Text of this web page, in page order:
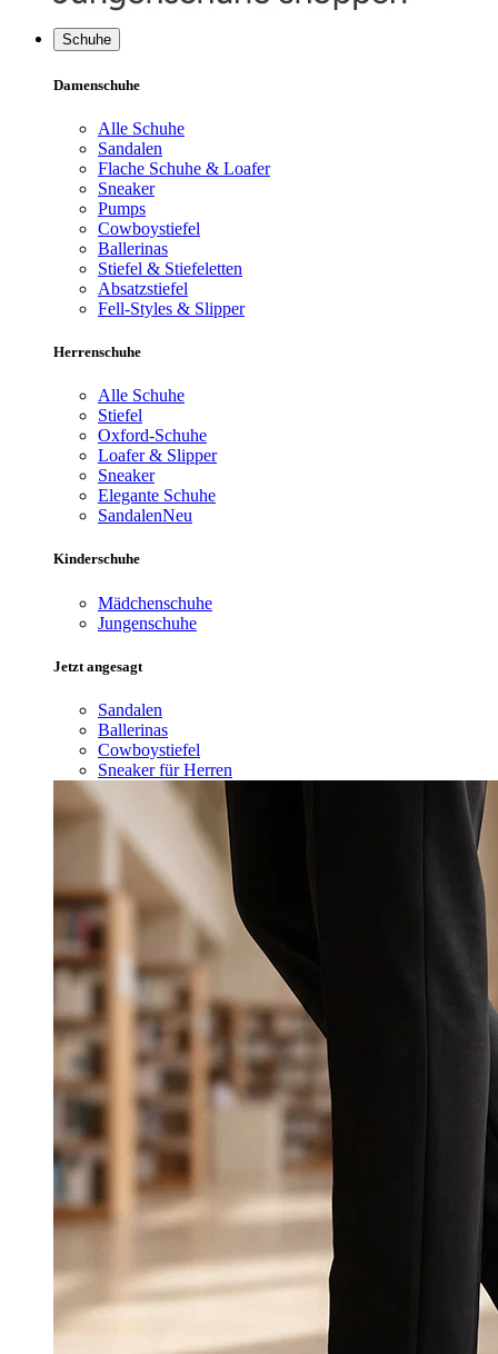
Schuhe
Damenschuhe
Alle Schuhe
Sandalen
Flache Schuhe & Loafer
Sneaker
Pumps
Cowboystiefel
Ballerinas
Stiefel & Stiefeletten
Absatzstiefel
Fell-Styles & Slipper
Herrenschuhe
Alle Schuhe
Stiefel
Oxford-Schuhe
Loafer & Slipper
Sneaker
Elegante Schuhe
SandalenNeu
Kinderschuhe
Mädchenschuhe
Jungenschuhe
Jetzt angesagt
Sandalen
Ballerinas
Cowboystiefel
Sneaker für Herren